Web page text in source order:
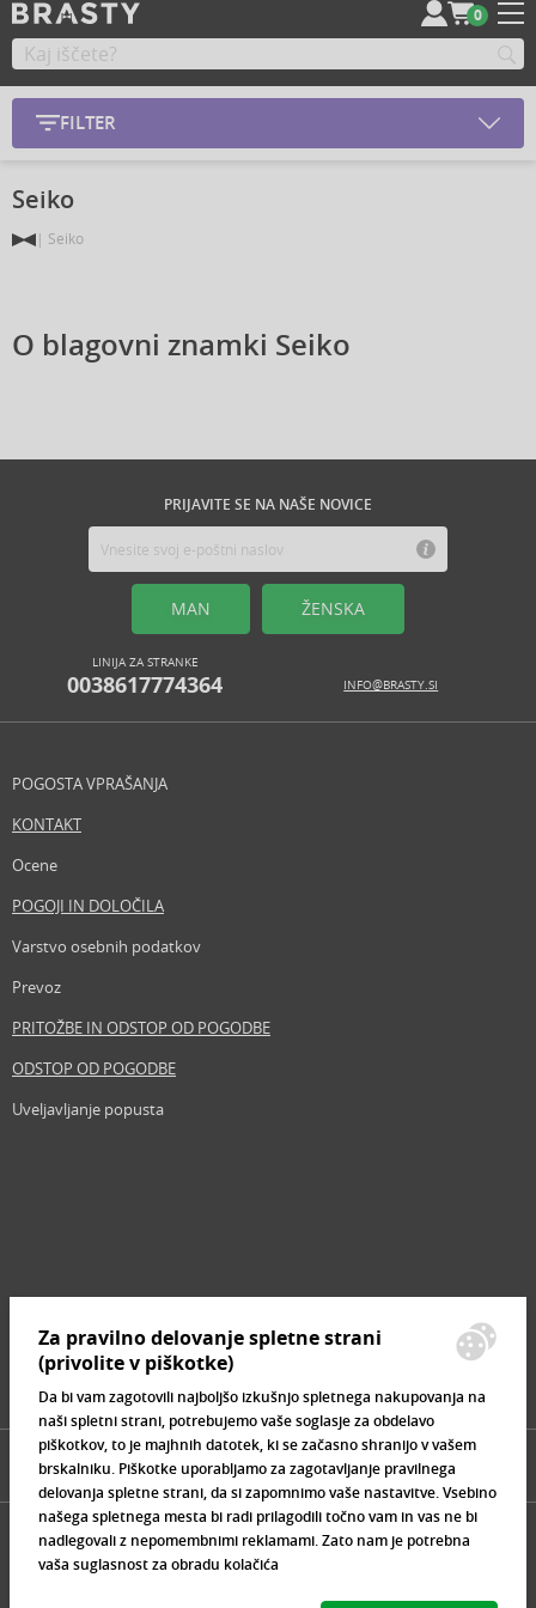
0
FILTER
Seiko
Seiko
O blagovni znamki Seiko
PRIJAVITE SE NA NAŠE NOVICE
MAN ŽENSKA
LINIJA ZA STRANKE
0038617774364 INFO@BRASTY.SI
POGOSTA VPRAŠANJA
KONTAKT
Ocene
POGOJI IN DOLOČILA
Varstvo osebnih podatkov
Prevoz
PRITOŽBE IN ODSTOP OD POGODBE
ODSTOP OD POGODBE
Uveljavljanje popusta
Znamke, ki se prodajajo
Za pravilno delovanje spletne strani
(privolite v piškotke)
Da bi vam zagotovili najboljšo izkušnjo spletnega nakupovanja na
naši spletni strani, potrebujemo vaše soglasje za obdelavo
piškotkov, to je majhnih datotek, ki se začasno shranijo v vašem
brskalniku. Piškotke uporabljamo za zagotavljanje pravilnega
delovanja spletne strani, da si zapomnimo vaše nastavitve. Vsebino
našega spletnega mesta bi radi prilagodili točno vam in vas ne bi
nadlegovali z nepomembnimi reklamami. Zato nam je potrebna
vaša suglasnost za obradu kolačića